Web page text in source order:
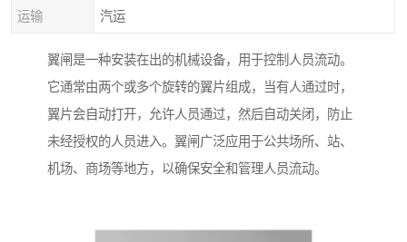
运输 汽运
翼闸是一种安装在出的机械设备，用于控制人员流动。
它通常由两个或多个旋转的翼片组成，当有人通过时，
翼片会自动打开，允许人员通过，然后自动关闭，防止
未经授权的人员进入。翼闸广泛应用于公共场所、站、
机场、商场等地方，以确保安全和管理人员流动。